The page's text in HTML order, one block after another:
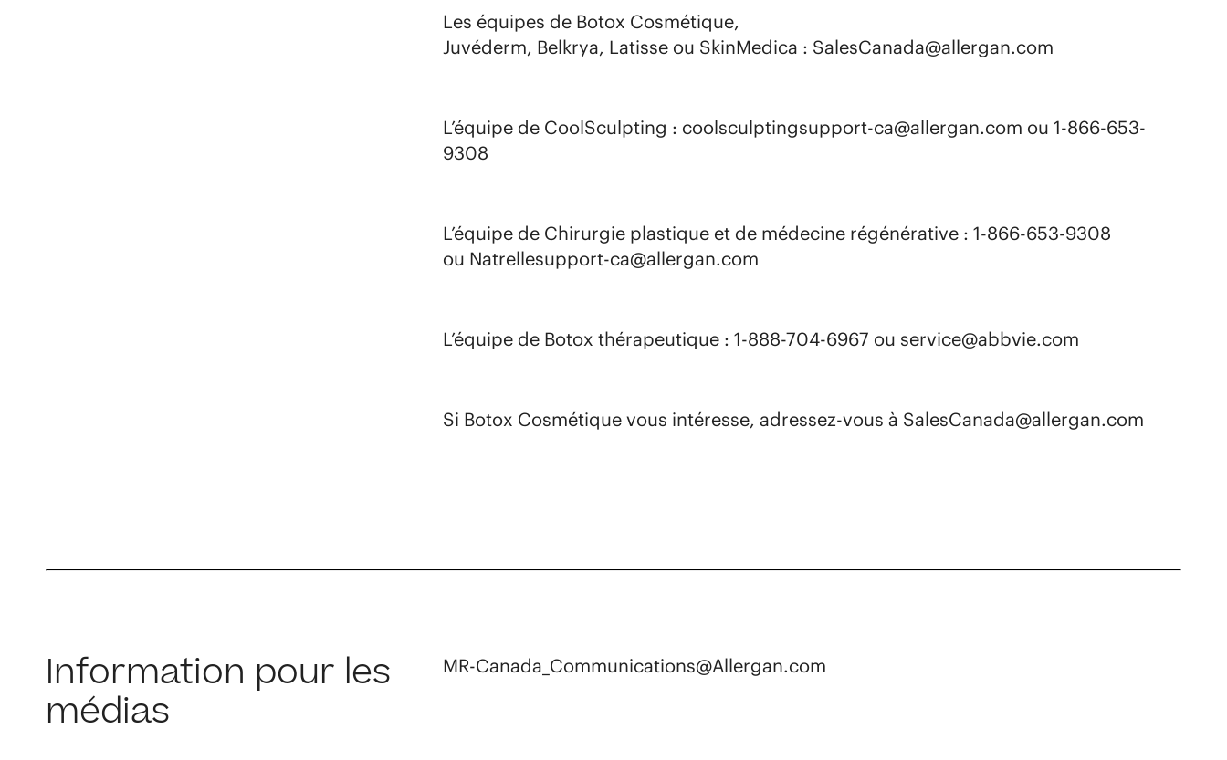
Les équipes de Botox Cosmétique,
Juvéderm, Belkrya, Latisse ou SkinMedica : SalesCanada@allergan.com​
L’équipe de CoolSculpting : coolsculptingsupport-ca@allergan.com ou 1-866-653-
9308​
L’équipe de Chirurgie plastique et de médecine régénérative : 1-866-653-9308
ou Natrellesupport-ca@allergan.com​
L’équipe de Botox thérapeutique : 1-888-704-6967 ou service@abbvie.com
Si Botox Cosmétique vous intéresse, adressez-vous à SalesCanada@allergan.com
Information pour les
médias​
MR-Canada_Communications@Allergan.com